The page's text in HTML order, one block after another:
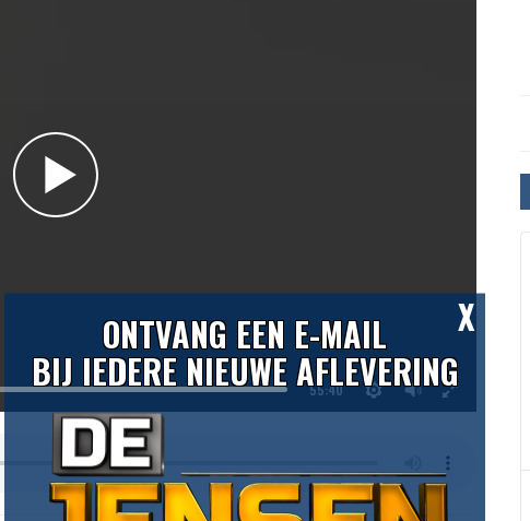
55:40
X
ONTVANG EEN E-MAIL
BIJ IEDERE NIEUWE AFLEVERING